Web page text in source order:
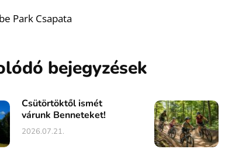
Park Csapata
bejegyzések
Csütörtöktől ismét
várunk Benneteket!
2026.07.21.